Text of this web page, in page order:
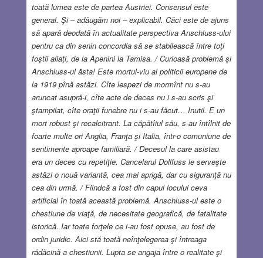
toată lumea este de partea Austriei. Consensul este
general. Şi – adăugăm noi – explicabil. Căci este de ajuns
să apară deodată în actualitate perspectiva Anschluss-ului
pentru ca din senin concordia să se stabilească între toţi
foştii aliaţi, de la Apenini la Tamisa. / Curioasă problemă şi
Anschluss-ul ăsta! Este mortul-viu al politicii europene de
la 1919 pînă astăzi. Cîte lespezi de mormînt nu s-au
aruncat asupră-i, cîte acte de deces nu i s-au scris şi
ştampilat, cîte oraţii funebre nu i s-au făcut… Inutil. E un
mort robust şi recalcitrant. La căpătîiul său, s-au întîlnit de
foarte multe ori Anglia, Franţa şi Italia, într-o comuniune de
sentimente aproape familiară. / Decesul la care asistau
era un deces cu repetiţie. Cancelarul Dollfuss le serveşte
astăzi o nouă variantă, cea mai aprigă, dar cu siguranţă nu
cea din urmă. / Fiindcă a fost din capul locului ceva
artificial în toată această problemă. Anschluss-ul este o
chestiune de viaţă, de necesitate geografică, de fatalitate
istorică. Iar toate forţele ce i-au fost opuse, au fost de
ordin juridic. Aici stă toată neînţelegerea şi întreaga
rădăcină a chestiunii. Lupta se angaja între o realitate şi